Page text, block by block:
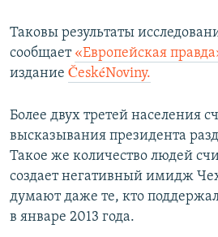
Таковы результаты
сообщает «Европейская
издание ČeskéNoviny.
Более двух третей населения
высказывания президента
Такое же количество людей
создает негативный имидж
думают даже те, кто
в январе 2013 года.